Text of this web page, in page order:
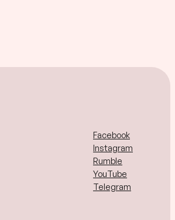
Facebook
Instagram
Rumble
YouTube
Telegram